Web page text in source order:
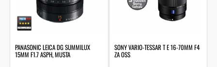
PANASONIC LEICA DG SUMMILUX
15MM F1.7 ASPH, MUSTA
SONY VARIO-TESSAR T E 16-70MM F4
ZA OSS